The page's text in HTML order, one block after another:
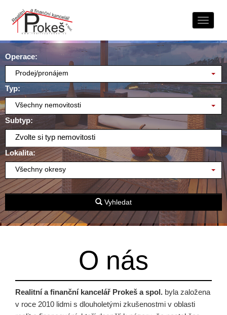
Operace:
Prodej/pronájem
Typ:
Všechny nemovitosti
Subtyp:
Zvolte si typ nemovitosti
Lokalita:
Všechny okresy
Vyhledat
O nás
Realitní a finanční kancelář Prokeš a spol. byla založena
v roce 2010 lidmi s dlouholetými zkušenostmi v oblasti